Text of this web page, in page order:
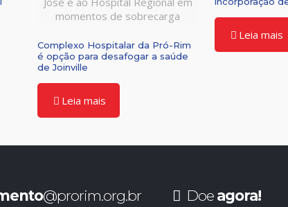
momentos de sobrecarga
Complexo Hospitalar da Pró-Rim
é opção para desafogar a saúde
de Joinville
Leia mais
Leia mais
@prorim.org.br Doe agora!